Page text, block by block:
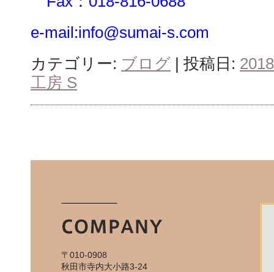
e-mail:info@sumai-s.com
カテゴリー: ブログ | 投稿日:
工房 S
〒010-0908
秋田市寺内大小路3-24